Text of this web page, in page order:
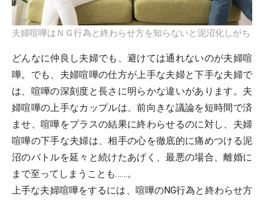
夫婦喧嘩はＮＧ行為と終わらせ方を知らないと泥沼化しがち
どんなに仲良し夫婦でも、避けては通れないのが夫婦喧
嘩。でも、夫婦喧嘩の仕方が上手な夫婦と下手な夫婦で
は、喧嘩の深刻度と長さに明らかな違いがあります。夫
婦喧嘩の上手なカップルは、前向きな議論を短時間で済
ませ、喧嘩をプラスの結果に終わらせるのに対し、夫婦
喧嘩の下手な夫婦は、相手の心を徹底的に痛めつける泥
沼のバトルを延々と続けたあげく、最悪の場合、離婚に
まで至ってしまうことも……。
上手な夫婦喧嘩をするには、喧嘩のNG行為と終わらせ方